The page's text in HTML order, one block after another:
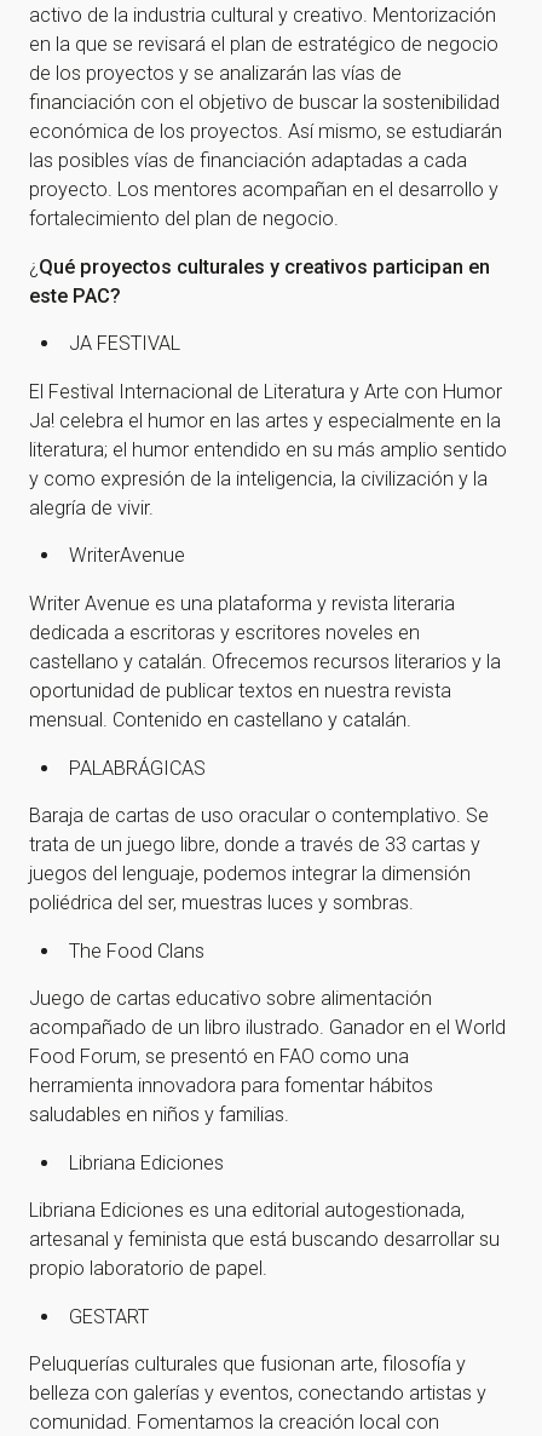
activo de la industria cultural y creativo. Mentorización
en la que se revisará el plan de estratégico de negocio
de los proyectos y se analizarán las vías de
financiación con el objetivo de buscar la sostenibilidad
económica de los proyectos. Así mismo, se estudiarán
las posibles vías de financiación adaptadas a cada
proyecto. Los mentores acompañan en el desarrollo y
fortalecimiento del plan de negocio.
¿ Qué proyectos culturales y creativos participan en
este PAC?
JA FESTIVAL
El Festival Internacional de Literatura y Arte con Humor
Ja! celebra el humor en las artes y especialmente en la
literatura; el humor entendido en su más amplio sentido
y como expresión de la inteligencia, la civilización y la
alegría de vivir.
WriterAvenue
Writer Avenue es una plataforma y revista literaria
dedicada a escritoras y escritores noveles en
castellano y catalán. Ofrecemos recursos literarios y la
oportunidad de publicar textos en nuestra revista
mensual. Contenido en castellano y catalán.
PALABRÁGICAS
Baraja de cartas de uso oracular o contemplativo. Se
trata de un juego libre, donde a través de 33 cartas y
juegos del lenguaje, podemos integrar la dimensión
poliédrica del ser, muestras luces y sombras.
The Food Clans
Juego de cartas educativo sobre alimentación
acompañado de un libro ilustrado. Ganador en el World
Food Forum, se presentó en FAO como una
herramienta innovadora para fomentar hábitos
saludables en niños y familias.
Libriana Ediciones
Libriana Ediciones es una editorial autogestionada,
artesanal y feminista que está buscando desarrollar su
propio laboratorio de papel.
GESTART
Peluquerías culturales que fusionan arte, filosofía y
belleza con galerías y eventos, conectando artistas y
comunidad. Fomentamos la creación local con